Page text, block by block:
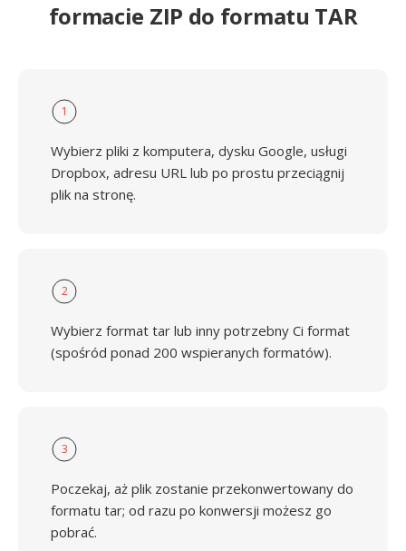
formacie ZIP do formatu TAR
1
Wybierz pliki z komputera, dysku Google, usługi
Dropbox, adresu URL lub po prostu przeciągnij
plik na stronę.
2
Wybierz format tar lub inny potrzebny Ci format
(spośród ponad 200 wspieranych formatów).
3
Poczekaj, aż plik zostanie przekonwertowany do
formatu tar; od razu po konwersji możesz go
pobrać.